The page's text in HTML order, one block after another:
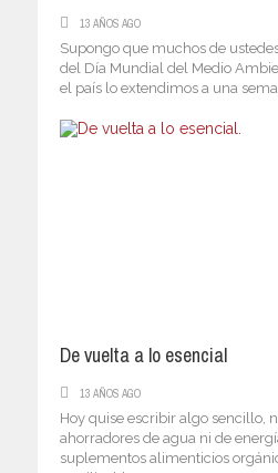
13 AÑOS AGO
Supongo que muchos de
del Día Mundial del Medio
el país lo extendimos a una
De vuelta a lo esencial
13 AÑOS AGO
Hoy quise escribir algo sencillo,
ahorradores de agua ni de
suplementos alimenticios